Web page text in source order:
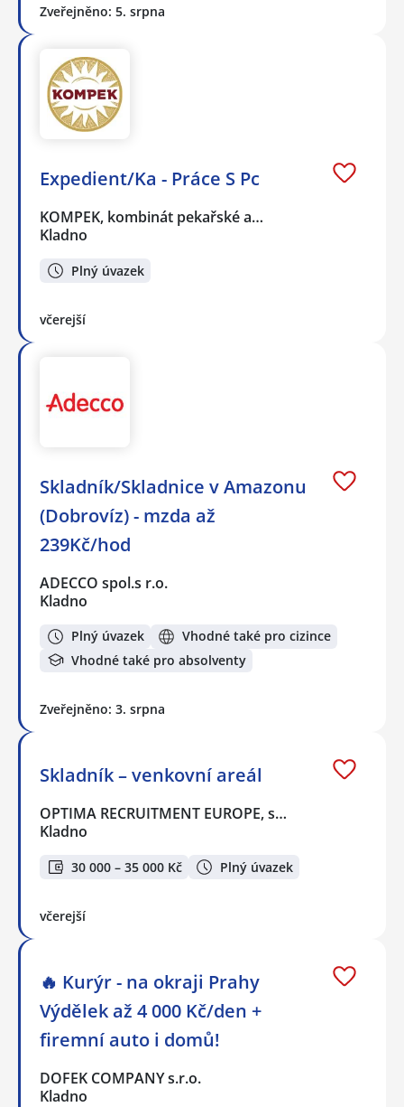
Zveřejněno: 5. srpna
Expedient/Ka - Práce S Pc
KOMPEK, kombinát pekařské a…
Kladno
Plný úvazek
včerejší
Skladník/Skladnice v Amazonu
(Dobrovíz) - mzda až
239Kč/hod
ADECCO spol.s r.o.
Kladno
Plný úvazek
Vhodné také pro cizince
Vhodné také pro absolventy
Zveřejněno: 3. srpna
Skladník – venkovní areál
OPTIMA RECRUITMENT EUROPE, s…
Kladno
30 000 – 35 000 Kč Plný úvazek
včerejší
🔥 Kurýr - na okraji Prahy
Výdělek až 4 000 Kč/den +
firemní auto i domů!
DOFEK COMPANY s.r.o.
Kladno